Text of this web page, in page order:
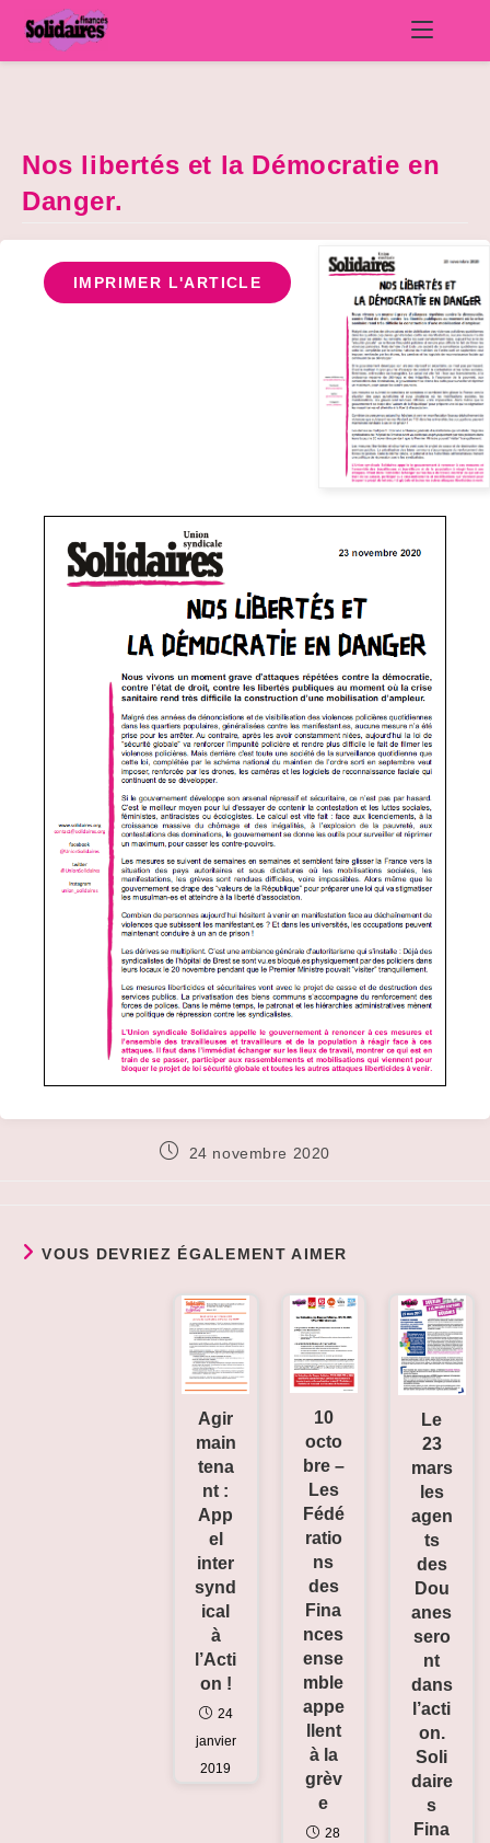
Nos libertés et la Démocratie en
Danger.
IMPRIMER L'ARTICLE
Publication
24 novembre 2020
VOUS DEVRIEZ ÉGALEMENT AIMER
Le
23
mars
les
agen
ts
des
Dou
anes
sero
nt
dans
l’acti
on.
Soli
daire
s
Fina
10
octo
bre –
Les
Fédé
ratio
ns
des
Fina
nces
ense
mble
appe
llent
à la
grèv
e
28
Agir
main
tena
nt :
App
el
inter
synd
ical
à
l’Acti
on !
24
janvier
2019